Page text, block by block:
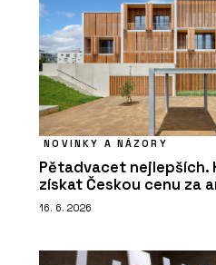
NOVINKY A NÁZORY
Pětadvacet nejlepších.
získat Českou cenu za
16. 6. 2026